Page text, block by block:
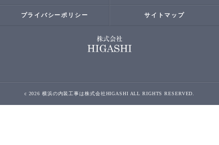
プライバシーポリシー サイトマップ
c 2026 横浜の内装工事は株式会社HIGASHI ALL RIGHTS RESERVED.